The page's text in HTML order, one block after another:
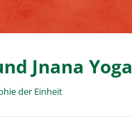
Jnana Yoga
der Einheit